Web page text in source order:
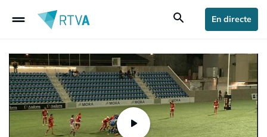
drag_handle search En directe